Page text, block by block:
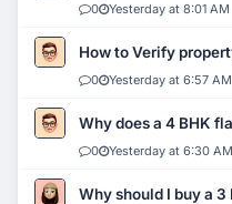
0 Yesterday at 8:01 AM
How to Verify
0 Yesterday at 6:57 AM
Why does a 4 BHK
0 Yesterday at 6:30 AM
Why should I buy a